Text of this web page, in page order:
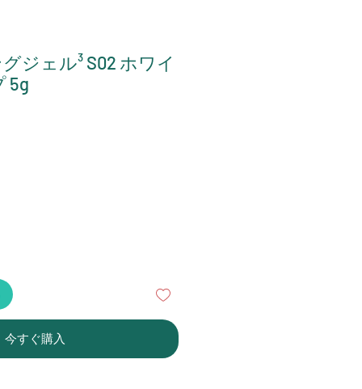
ジェル³ S02 ホワイ
5g
今すぐ購入